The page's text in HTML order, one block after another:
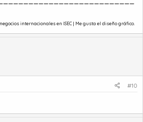
internacionalesen ISEC | Me gusta el diseño gráfico.
#10